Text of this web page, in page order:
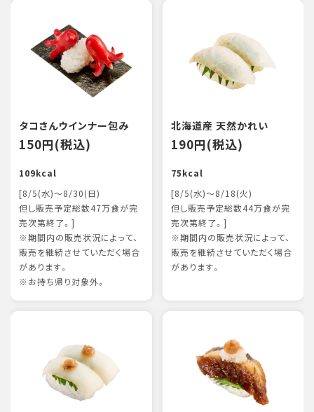
タコさんウインナー包み
150円(税込)
109kcal
[8/5(水)～8/30(日)
但し販売予定総数47万食が完
売次第終了。]
※期間内の販売状況によって、
販売を継続させていただく場合
があります。
※お持ち帰り対象外。
北海道産 天然かれい
190円(税込)
75kcal
[8/5(水)～8/18(火)
但し販売予定総数44万食が完
売次第終了。]
※期間内の販売状況によって、
販売を継続させていただく場合
があります。